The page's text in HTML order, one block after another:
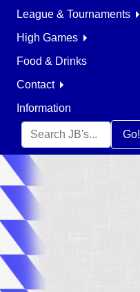
League & Tournaments
High Games
Food & Drinks
Contact
Information
Go!